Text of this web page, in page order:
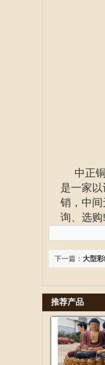
中正
是一家
销，中
询、选购!
下一篇： 大型
推荐产品